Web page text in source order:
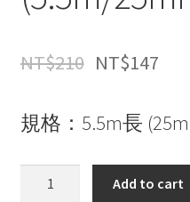
NT$210 NT$147
規格：5.5m長
Add to cart